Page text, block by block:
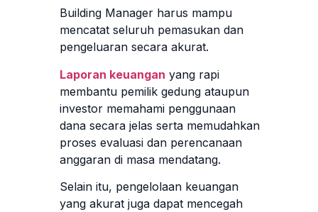
Building Manager harus mampu
mencatat seluruh pemasukan dan
pengeluaran secara akurat.
Laporan keuangan yang rapi
membantu pemilik gedung ataupun
investor memahami penggunaan
dana secara jelas serta memudahkan
proses evaluasi dan perencanaan
anggaran di masa mendatang.
Selain itu, pengelolaan keuangan
yang akurat juga dapat mencegah